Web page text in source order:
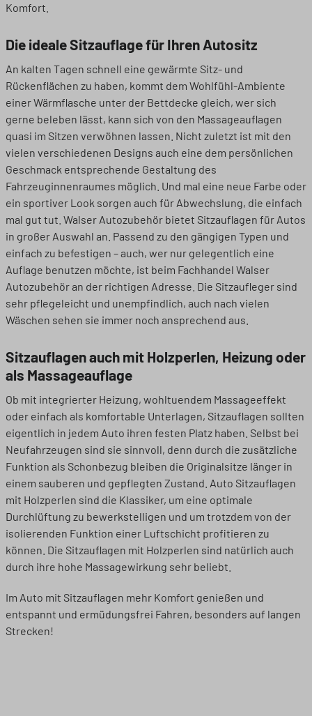
Komfort.
Die ideale Sitzauflage für Ihren Autositz
An kalten Tagen schnell eine gewärmte Sitz- und
Rückenflächen zu haben, kommt dem Wohlfühl-Ambiente
einer Wärmflasche unter der Bettdecke gleich, wer sich
gerne beleben lässt, kann sich von den Massageauflagen
quasi im Sitzen verwöhnen lassen. Nicht zuletzt ist mit den
vielen verschiedenen Designs auch eine dem persönlichen
Geschmack entsprechende Gestaltung des
Fahrzeuginnenraumes möglich. Und mal eine neue Farbe oder
ein sportiver Look sorgen auch für Abwechslung, die einfach
mal gut tut. Walser Autozubehör bietet Sitzauflagen für Autos
in großer Auswahl an. Passend zu den gängigen Typen und
einfach zu befestigen – auch, wer nur gelegentlich eine
Auflage benutzen möchte, ist beim Fachhandel Walser
Autozubehör an der richtigen Adresse. Die Sitzaufleger sind
sehr pflegeleicht und unempfindlich, auch nach vielen
Wäschen sehen sie immer noch ansprechend aus.
Sitzauflagen auch mit Holzperlen, Heizung oder
als Massageauflage
Ob mit integrierter Heizung, wohltuendem Massageeffekt
oder einfach als komfortable Unterlagen, Sitzauflagen sollten
eigentlich in jedem Auto ihren festen Platz haben. Selbst bei
Neufahrzeugen sind sie sinnvoll, denn durch die zusätzliche
Funktion als Schonbezug bleiben die Originalsitze länger in
einem sauberen und gepflegten Zustand. Auto Sitzauflagen
mit Holzperlen sind die Klassiker, um eine optimale
Durchlüftung zu bewerkstelligen und um trotzdem von der
isolierenden Funktion einer Luftschicht profitieren zu
können. Die Sitzauflagen mit Holzperlen sind natürlich auch
durch ihre hohe Massagewirkung sehr beliebt.
Im Auto mit Sitzauflagen mehr Komfort genießen und
entspannt und ermüdungsfrei Fahren, besonders auf langen
Strecken!